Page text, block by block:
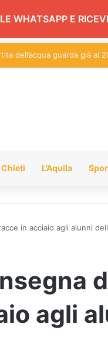
WHATSAPP E
artisti di strada:
Chieti L’Aquila
in acciaio agli alunni
agli